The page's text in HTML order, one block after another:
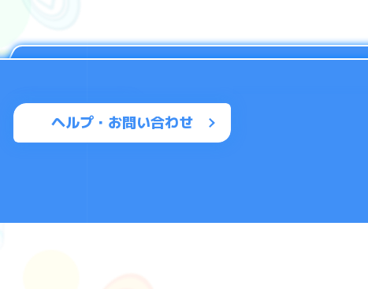
ヘルプ・お問い合わせ